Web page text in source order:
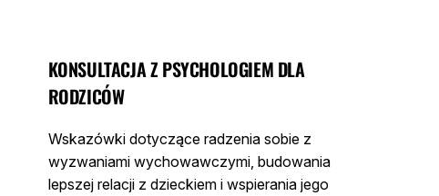
KONSULTACJA Z PSYCHOLOGIEM DLA
RODZICÓW
Wskazówki dotyczące radzenia sobie z
wyzwaniami wychowawczymi, budowania
lepszej relacji z dzieckiem i wspierania jego